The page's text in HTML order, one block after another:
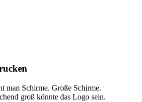
man Schirme. Große Schirme.
groß könnte das Logo sein.